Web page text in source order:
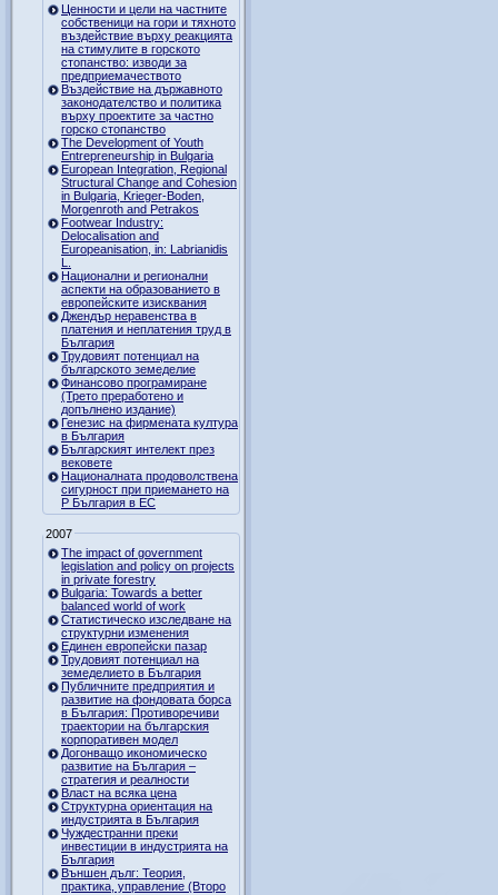
Ценности и цели на частните
собственици на гори и тяхното
въздействие върху реакцията
на стимулите в горското
стопанство: изводи за
предприемачеството
Въздействие на държавното
законодателство и политика
върху проектите за частно
горско стопанство
The Development of Youth
Entrepreneurship in Bulgaria
European Integration, Regional
Structural Change and Cohesion
in Bulgaria, Krieger-Boden,
Morgenroth and Petrakos
Footwear Industry:
Delocalisation and
Europeanisation, in: Labrianidis
L.
Национални и регионални
аспекти на образованието в
европейските изисквания
Джендър неравенства в
платения и неплатения труд в
България
Трудовият потенциал на
българското земеделие
Финансово програмиране
(Трето преработено и
допълнено издание)
Генезис на фирмената култура
в България
Българският интелект през
вековете
Националната продоволствена
сигурност при приемането на
Р България в ЕС
2007
The impact of government
legislation and policy on projects
in private forestry
Bulgaria: Towards a better
balanced world of work
Статистическо изследване на
структурни изменения
Единен европейски пазар
Трудовият потенциал на
земеделието в България
Публичните предприятия и
развитие на фондовата борса
в България: Противоречиви
траектории на българския
корпоративен модел
Догонващо икономическо
развитие на България –
стратегия и реалности
Власт на всяка цена
Структурна ориентация на
индустрията в България
Чуждестранни преки
инвестиции в индустрията на
България
Външен дълг: Теория,
практика, управление (Второ